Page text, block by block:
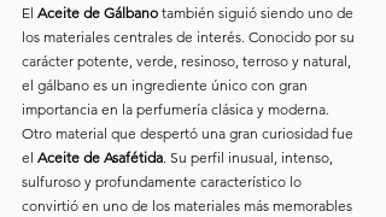
El Aceite de Gálbano también siguió siendo uno de
los materiales centrales de interés. Conocido por su
carácter potente, verde, resinoso, terroso y natural,
el gálbano es un ingrediente único con gran
importancia en la perfumería clásica y moderna.
Otro material que despertó una gran curiosidad fue
el Aceite de Asafétida. Su perfil inusual, intenso,
sulfuroso y profundamente característico lo
convirtió en uno de los materiales más memorables